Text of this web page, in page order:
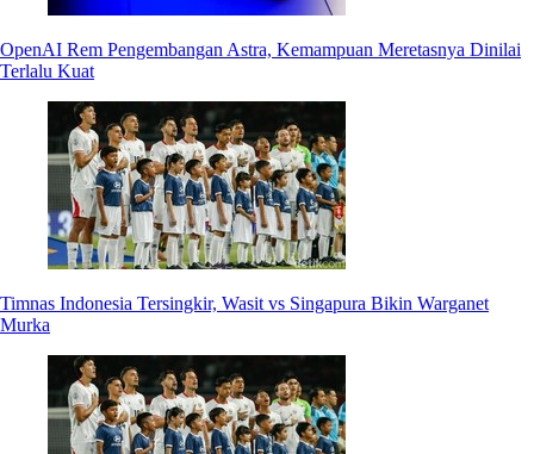
OpenAI Rem Pengembangan Astra, Kemampuan Meretasnya Dinilai
Terlalu Kuat
Timnas Indonesia Tersingkir, Wasit vs Singapura Bikin Warganet
Murka